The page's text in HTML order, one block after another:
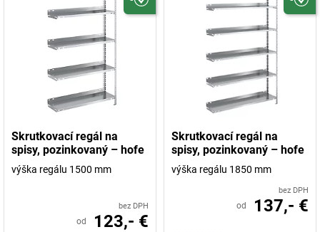
Skrutkovací regál na
spisy, pozinkovaný – hofe
výška regálu 1500 mm
bez DPH
od 123,- €
Skrutkovací regál na
spisy, pozinkovaný – hofe
výška regálu 1850 mm
bez DPH
od 137,- €